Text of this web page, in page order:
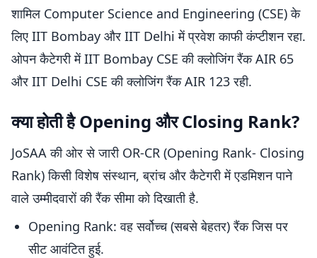
शामिल Computer Science and Engineering (CSE) के
लिए IIT Bombay और IIT Delhi में प्रवेश काफी कंप्टीशन रहा.
ओपन कैटेगरी में IIT Bombay CSE की क्लोजिंग रैंक AIR 65
और IIT Delhi CSE की क्लोजिंग रैंक AIR 123 रही.
क्या होती है Opening और Closing Rank?
JoSAA की ओर से जारी OR-CR (Opening Rank- Closing
Rank) किसी विशेष संस्थान, ब्रांच और कैटेगरी में एडमिशन पाने
वाले उम्मीदवारों की रैंक सीमा को दिखाती है.
Opening Rank: वह सर्वोच्च (सबसे बेहतर) रैंक जिस पर
सीट आवंटित हुई.